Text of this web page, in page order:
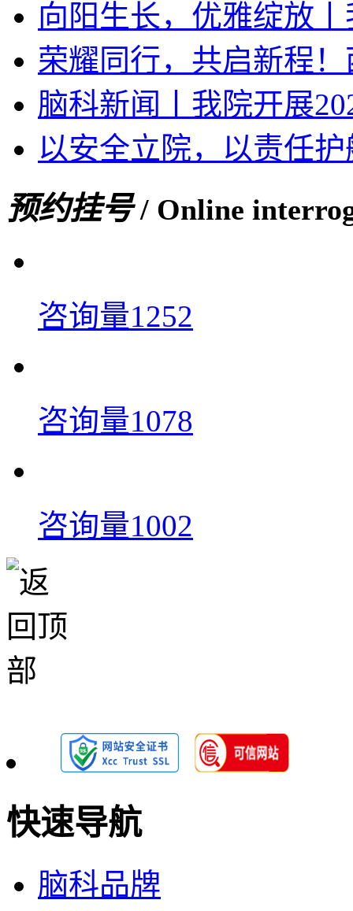
向阳生长，优雅绽放
荣耀同行，共启新程
脑科新闻丨我院开展
以安全立院，以责任
预约挂号/ Online
咨询量1252
咨询量1078
咨询量1002
快速导航
脑科品牌